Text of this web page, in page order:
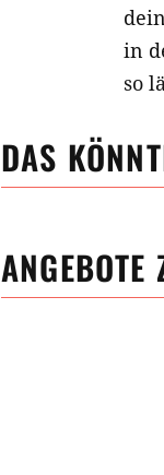
in
so
DAS
ANGEBOTE